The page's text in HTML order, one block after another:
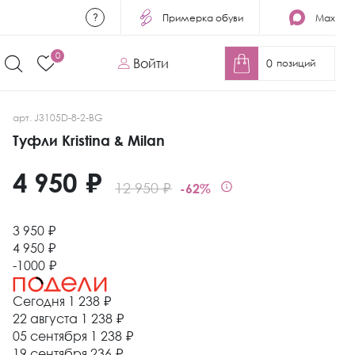
Примерка обуви Max
0
Войти 0 позиций
арт. J3105D-8-2-BG
Туфли Kristina & Milan
12 950 ₽ -62%
4 950 ₽
3 950 ₽
4 950 ₽
-1000 ₽
Сегодня 1 238 ₽
22 августа 1 238 ₽
05 сентября 1 238 ₽